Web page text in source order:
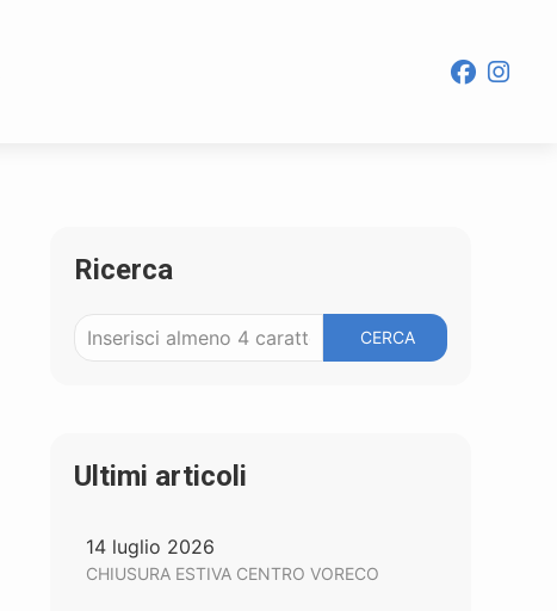
Ricerca
CERCA
Ultimi articoli
14 luglio 2026
CHIUSURA ESTIVA CENTRO VORECO